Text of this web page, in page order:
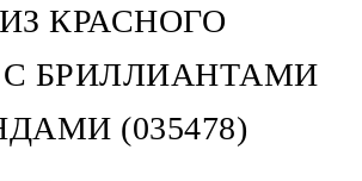
КРАСНОГО
С БРИЛЛИАНТАМИ
(035478)